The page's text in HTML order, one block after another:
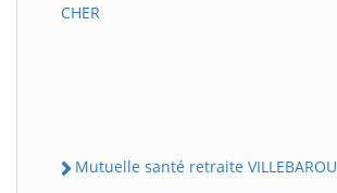
CHER
Mutuelle santé retraite VILLEBAROU